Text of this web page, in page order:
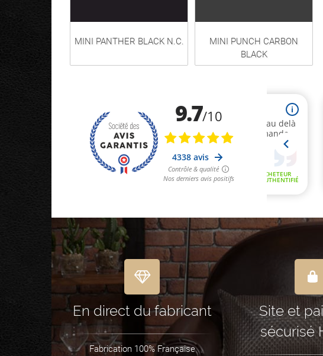
MINI PANTHER BLACK N.C.
MINI PUNCH CARBON
BLACK
En direct du fabricant
Fabrication 100% Française
Site et
sécurisé